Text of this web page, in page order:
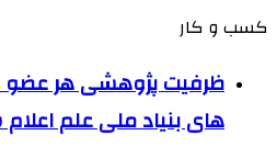
کسب و کار
ظرفیت پژوهشی هر عضو
های بنیاد ملی علم